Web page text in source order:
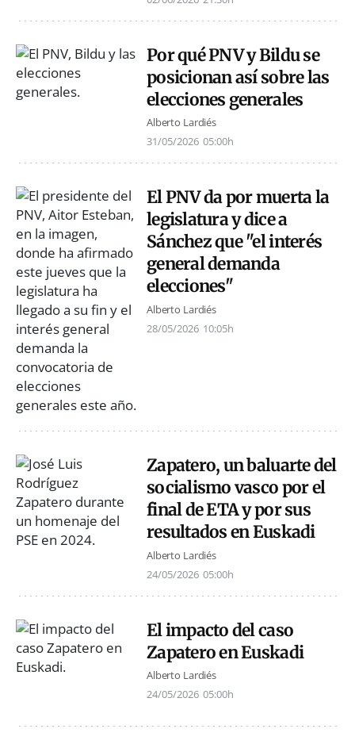
Por qué PNV y Bildu se
posicionan así sobre las
elecciones generales
Alberto Lardiés
31/05/2026 05:00h
El PNV da por muerta la
legislatura y dice a
Sánchez que "el interés
general demanda
elecciones"
Alberto Lardiés
28/05/2026 10:05h
Zapatero, un baluarte del
socialismo vasco por el
final de ETA y por sus
resultados en Euskadi
Alberto Lardiés
24/05/2026 05:00h
El impacto del caso
Zapatero en Euskadi
Alberto Lardiés
24/05/2026 05:00h